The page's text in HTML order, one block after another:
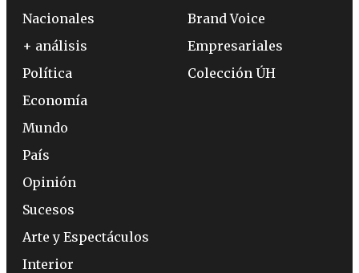
Nacionales
+ análisis
Política
Economía
Mundo
País
Opinión
Sucesos
Arte y Espectáculos
Interior
Brand Voice
Empresariales
Colección ÚH